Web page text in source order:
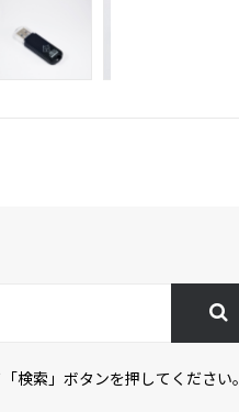
検索」ボタンを押してください。